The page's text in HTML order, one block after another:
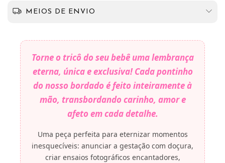
MEIOS DE ENVIO
Torne o tricô do seu bebê uma lembrança
eterna, única e exclusiva! Cada pontinho
do nosso bordado é feito inteiramente à
mão, transbordando carinho, amor e
afeto em cada detalhe.
Uma peça perfeita para eternizar momentos
inesquecíveis: anunciar a gestação com doçura,
criar ensaios fotográficos encantadores,